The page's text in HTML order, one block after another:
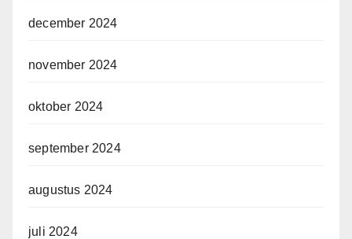
december 2024
november 2024
oktober 2024
september 2024
augustus 2024
juli 2024